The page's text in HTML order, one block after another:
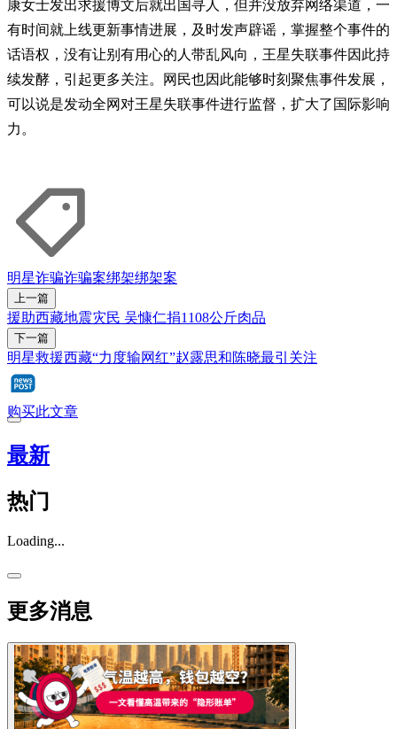
康女士发出求援博文后就出国寻人，但并没放弃网络渠道，一
有时间就上线更新事情进展，及时发声辟谣，掌握整个事件的
话语权，没有让别有用心的人带乱风向，王星失联事件因此持
续发酵，引起更多关注。网民也因此能够时刻聚焦事件发展，
可以说是发动全网对王星失联事件进行监督，扩大了国际影响
力。
明星诈骗诈骗案绑架绑架案
上一篇
援助西藏地震灾民 吴慷仁捐1108公斤肉品
下一篇
明星救援西藏“力度输网红”赵露思和陈晓最引关注
购买此文章
最新
热门
Loading...
更多消息